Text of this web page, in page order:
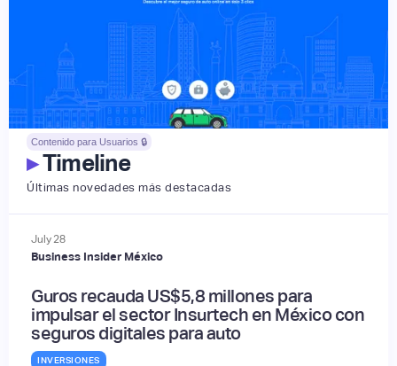
Contenido para Usuarios 🔒
▸Timeline
Últimas novedades más destacadas
July28
Business Insider México
Guros recauda US$5,8 millones para
impulsar el sector Insurtech en México con
seguros digitales para auto
INVERSIONES